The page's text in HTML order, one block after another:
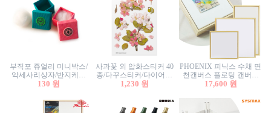
부직포 쥬얼리 미니박스/
악세사리상자/반지케이
스/반지상자/귀걸이상자/
130 원
사과꽃 외 압화스티커 40
종/다꾸스티커/다이어리
꾸미기/꽃스티커/자연물
1,230 원
PHOENIX 피닉스 수채 면
천캔버스 플로팅 캔버스
프레임세트 30x30cm/액자
17,600 원